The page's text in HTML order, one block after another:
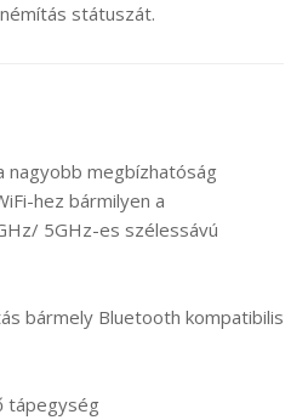
státuszát.
nagyobb megbízhatóság
hez bármilyen a
5GHz-es szélessávú
bármely Bluetooth kompatibilis
tápegység